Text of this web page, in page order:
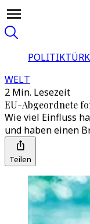
POLITIK
WELT
2 Min. Lesezeit
EU-Abgeordnete
Wie viel Einfluss
und haben einen
Teilen